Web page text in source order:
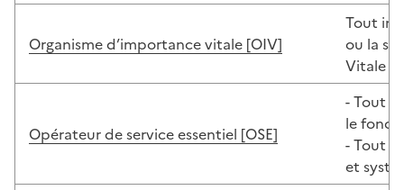
Organisme d’importance vitale [OIV]
Tout
ou la
Vitale
Opérateur de service essentiel [OSE]
- Tout
le
- Tout
et